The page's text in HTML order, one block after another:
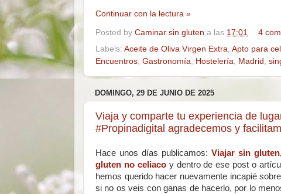
Continuar con la lectura »
Posted by Caminar sin gluten a las 17:01
4
Labels: Aceite de Oliva Virgen Extra Apto para
Encuentros Gastronomía Hostelería Madrid
DOMINGO, 29 DE JUNIO DE 2025
Viaja y comparte tu experiencia de
#Propinadigital agradecemos y
Hace unos días publicamos: Viajar sin
gluten no celiacoy dentro de ese post o
hemos querido hacer nuevamente incapié
si no os veis con ganas de hacerlo, por lo